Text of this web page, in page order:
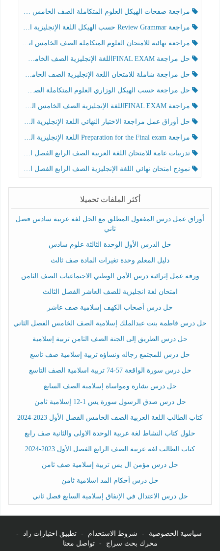
مراجعة صفحات الهيكل العلوم المتكاملة الصف الخامس انسبير الفصل الثالث
مراجعة Review Grammar حسب الهيكل اللغة الإنجليزية الصف الخامس الفصل الثالث
مراجعة نهائية للامتحان العلوم المتكاملة الصف الخامس انسبير الفصل الثالث
حل مراجعة FINAL EXAMاللغة الإنجليزية الصف الخامس الفصل الثالث
حل مراجعة شاملة للامتحان اللغة الإنجليزية الصف الخامس الفصل الثالث
حل مراجعة حسب الهيكل الوزاري العلوم المتكاملة الصف الخامس عام الفصل الثالث
مراجعة FINAL EXAMاللغة الإنجليزية الصف الخامس الفصل الثالث
حل أوراق عمل مراجعة الاختبار النهائي اللغة الإنجليزية الصف الرابع الفصل الثالث
مراجعة Preparation for the Final exam اللغة الإنجليزية الصف الرابع الفصل الثالث
تدريبات عامة للامتحان اللغة العربية الصف الرابع الفصل الثالث
نموذج امتحان نهائي اللغة الإنجليزية الصف الرابع الفصل الثالث
أكثر الملفات تحميلا
أوراق عمل درس المفعول المطلق مع الحل لغة عربية سادس فصل
ثاني
حل الدرس الأول الوحدة الثالثة علوم سادس
دليل المعلم وحدة تغيرات المادة صف ثالث
ورقة عمل إثرائية درس الأمن الوطني الاجتماعيات الصف الثامن
امتحان لغة انجليزية للصف العاشر الفصل الثالث
حل درس أصحاب الكهف إسلامية صف عاشر
حل درس فاطمة بنت عبدالملك إسلامية الصف الخامس الفصل الثاني
حل درس الطريق إلى الجنة الصف الثامن تربية إسلامية
حل درس للمجتمع رجاله ونساؤه تربية إسلامية صف تاسع
حل درس سورة الواقعة 57-74 تربية اسلامية الصف التاسع
حل درس بشارة ومواساة إسلامية الصف السابع
حل درس صدق الرسول سورة يس 1-12 إسلامية ثامن
كتاب الطالب اللغة العربية الصف الخامس الفصل الأول 2023-2024
حلول كتاب النشاط لغة عربية الوحدة الاولى والثانية صف رابع
كتاب الطالب لغة عربية الصف الرابع الفصل الأول 2023-2024
حل درس مؤمن ال يس تربية إسلامية صف ثامن
حل درس أحكام المد اسلامية ثامن
حل درس الاعتدال في الإنفاق إسلامية السابع فصل ثاني
سياسية الخصوصية - شروط الاستخدام - تطبيق اختبارات زاد
-
محرك بحث سراج
- تواصل معنا